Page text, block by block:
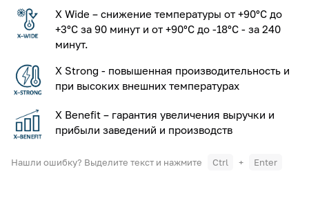
X Wide – снижение температуры от +90°С до
+3°С за 90 минут и от +90°С до -18°С - за 240
минут.
X Strong - повышенная производительность и
при высоких внешних температурах
X Benefit – гарантия увеличения выручки и
прибыли заведений и производств
Нашли ошибку? Выделите текст и нажмите Ctrl + Enter